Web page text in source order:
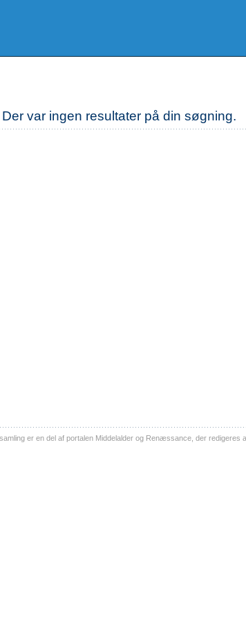
Der var ingen resultater på din søgning.
er en del af portalen Middelalder og Renæssance, der redigeres